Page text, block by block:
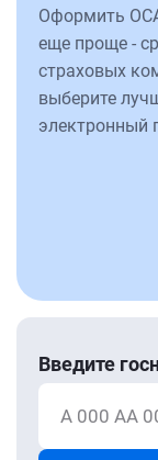
Оформить
еще проще -
страховых
выберите
электронный
Введите
А 000 АА